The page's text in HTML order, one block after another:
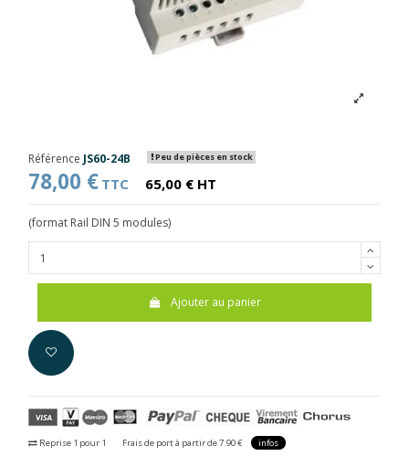
Référence JS60-24B Peu de pièces en stock
78,00 € TTC 65,00 € HT
(format Rail DIN 5 modules)
Ajouter au panier
Reprise 1 pour 1 Frais de port à partir de 7.90 € infos